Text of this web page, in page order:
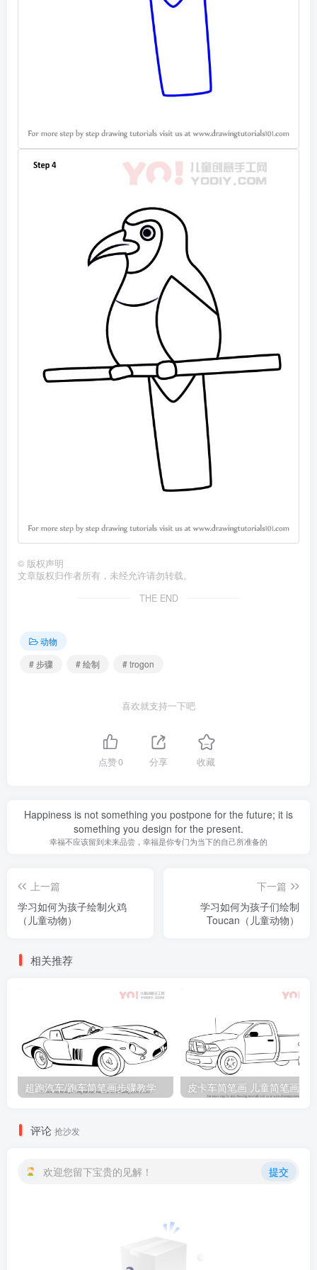
© 版权声明
文章版权归作者所有，未经允许请勿转载。
THE END
动物
# 步骤
# 绘制 # trogon
喜欢就支持一下吧
点赞0 分享 收藏
Happiness is not something you postpone for the future; it is
something you design for the present.
幸福不应该留到未来品尝，幸福是你专门为当下的自己所准备的
上一篇
学习如何为孩子绘制火鸡
（儿童动物）
下一篇
学习如何为孩子们绘制
Toucan（儿童动物）
相关推荐
超跑汽车/跑车简笔画步骤教学 皮卡车简笔画 儿童简笔画
评论 抢沙发
欢迎您留下宝贵的见解！ 提交